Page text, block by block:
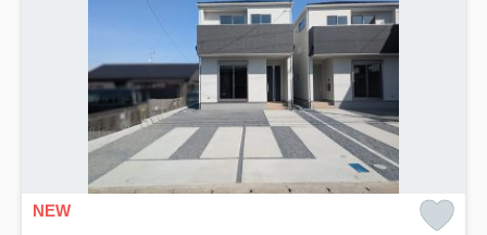
NEW